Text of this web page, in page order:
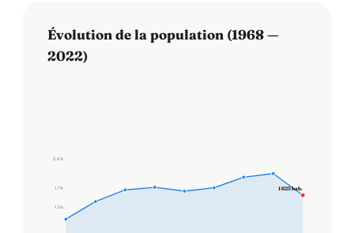
Évolution de la population (1968 —
2022)
1,5 k
1,7 k
2,0 k
1 625 hab.